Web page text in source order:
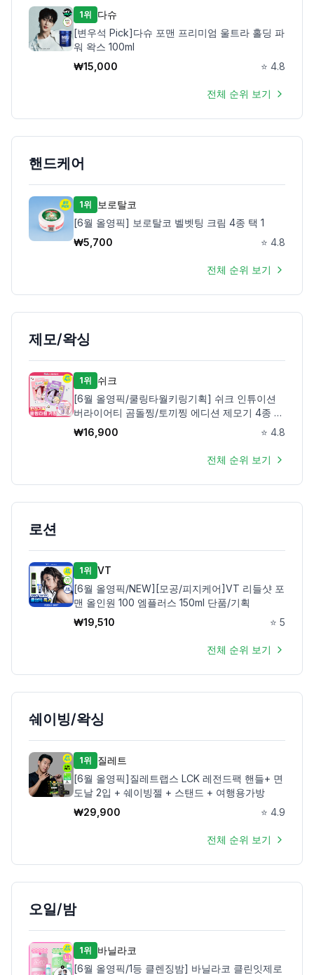
1위
다슈
[변우석 Pick]다슈 포맨 프리미엄 울트라 홀딩 파
워 왁스 100ml
₩15,000 ⭐ 4.8
전체 순위 보기
핸드케어
1위
보로탈코
[6월 올영픽] 보로탈코 벨벳팅 크림 4종 택 1
₩5,700 ⭐ 4.8
전체 순위 보기
제모/왁싱
1위
쉬크
[6월 올영픽/쿨링타월키링기획] 쉬크 인튜이션
버라이어티 곰돌찡/토끼찡 에디션 제모기 4종 택
1(기+날4입)
₩16,900 ⭐ 4.8
전체 순위 보기
로션
1위 VT
[6월 올영픽/NEW][모공/피지케어]VT 리들샷 포
맨 올인원 100 엠플러스 150ml 단품/기획
₩19,510 ⭐ 5
전체 순위 보기
쉐이빙/왁싱
1위
질레트
[6월 올영픽]질레트랩스 LCK 레전드팩 핸들+ 면
도날 2입 + 쉐이빙젤 + 스탠드 + 여행용가방
₩29,900 ⭐ 4.9
전체 순위 보기
오일/밤
1위
바닐라코
[6월 올영픽/1등 클렌징밤] 바닐라코 클린잇제로